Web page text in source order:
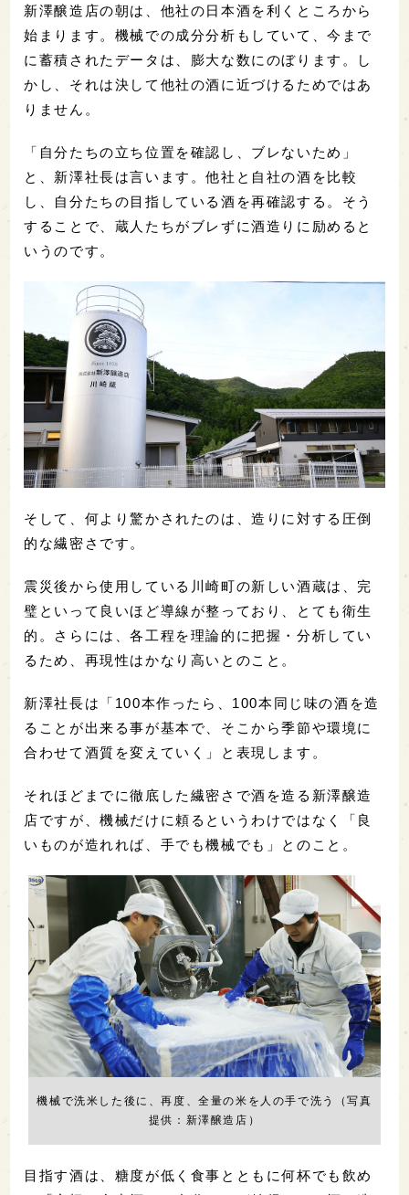
新澤醸造店の朝は、他社の日本酒を利くところから
始まります。機械での成分分析もしていて、今まで
に蓄積されたデータは、膨大な数にのぼります。し
かし、それは決して他社の酒に近づけるためではあ
りません。
「自分たちの立ち位置を確認し、ブレないため」
と、新澤社長は言います。他社と自社の酒を比較
し、自分たちの目指している酒を再確認する。そう
することで、蔵人たちがブレずに酒造りに励めると
いうのです。
そして、何より驚かされたのは、造りに対する圧倒
的な繊密さです。
震災後から使用している川崎町の新しい酒蔵は、完
璧といって良いほど導線が整っており、とても衛生
的。さらには、各工程を理論的に把握・分析してい
るため、再現性はかなり高いとのこと。
新澤社長は「100本作ったら、100本同じ味の酒を造
ることが出来る事が基本で、そこから季節や環境に
合わせて酒質を変えていく」と表現します。
それほどまでに徹底した繊密さで酒を造る新澤醸造
店ですが、機械だけに頼るというわけではなく「良
いものが造れれば、手でも機械でも」とのこと。
機械で洗米した後に、再度、全量の米を人の手で洗う（写真
提供：新澤醸造店）
目指す酒は、糖度が低く食事とともに何杯でも飲め